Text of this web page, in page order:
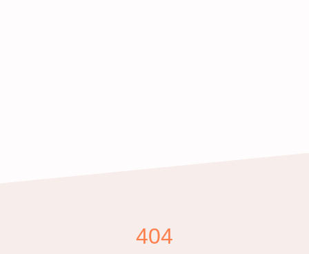
404